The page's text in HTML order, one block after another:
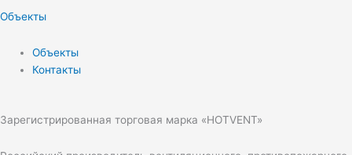
Объекты
Объекты
Контакты
Зарегистрированная торговая марка «HOTVENT»